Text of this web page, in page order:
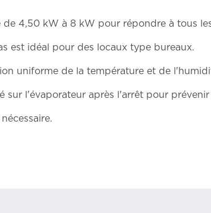
4,50 kW à 8 kW pour répondre à tous
est idéal pour des locaux type bureaux.
uniforme de la température et de
l'évaporateur après l'arrêt pour